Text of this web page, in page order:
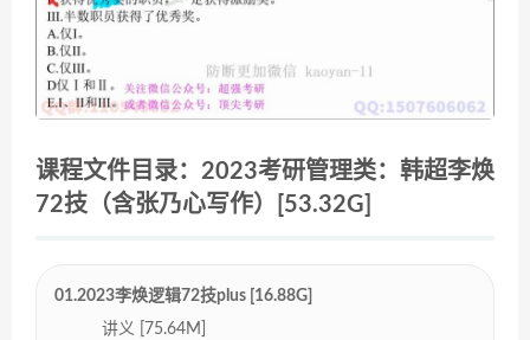
课程文件目录：2023考研管理类：韩超李焕
72技（含张乃心写作）[53.32G]
01.2023李焕逻辑72技plus [16.88G]
讲义 [75.64M]